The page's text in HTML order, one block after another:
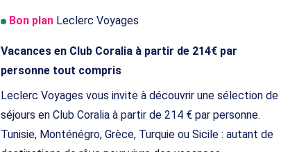
Bon planLeclerc Voyages
Vacances en Club Coralia à partir de 214€ par
personne tout compris
Leclerc Voyages vous invite à découvrir une sélection de
séjours en Club Coralia à partir de 214 € par personne.
Tunisie, Monténégro, Grèce, Turquie ou Sicile : autant de